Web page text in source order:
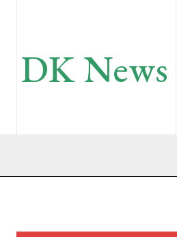
DK News